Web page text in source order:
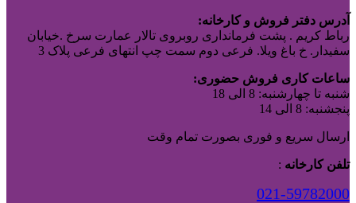
آدرس دفتر فروش و کارخانه:
رباط کریم . پشت فرمانداری روبروی تالار عمارت سرخ .خیابان
سفیدار. خ باغ ویلا. فرعی دوم سمت چپ انتهای فرعی پلاک 3
ساعات کاری فروش حضوری:
شنبه تا چهارشنبه: 8 الی 18
پنجشنبه: 8 الی 14
ارسال سریع و فوری بصورت تمام وقت
تلفن کارخانه :
021-59782000